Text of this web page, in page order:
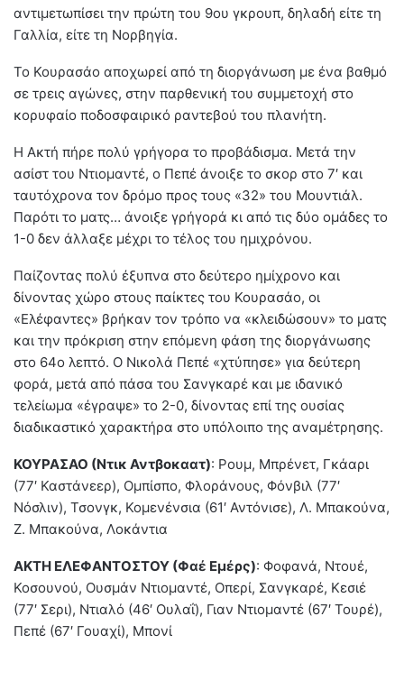
αντιμετωπίσει την πρώτη του 9ου γκρουπ, δηλαδή είτε τη
Γαλλία, είτε τη Νορβηγία.
Το Κουρασάο αποχωρεί από τη διοργάνωση με ένα βαθμό
σε τρεις αγώνες, στην παρθενική του συμμετοχή στο
κορυφαίο ποδοσφαιρικό ραντεβού του πλανήτη.
Η Ακτή πήρε πολύ γρήγορα το προβάδισμα. Μετά την
ασίστ του Ντιομαντέ, ο Πεπέ άνοιξε το σκορ στο 7′ και
ταυτόχρονα τον δρόμο προς τους «32» του Μουντιάλ.
Παρότι το ματς… άνοιξε γρήγορά κι από τις δύο ομάδες το
1-0 δεν άλλαξε μέχρι το τέλος του ημιχρόνου.
Παίζοντας πολύ έξυπνα στο δεύτερο ημίχρονο και
δίνοντας χώρο στους παίκτες του Κουρασάο, οι
«Ελέφαντες» βρήκαν τον τρόπο να «κλειδώσουν» το ματς
και την πρόκριση στην επόμενη φάση της διοργάνωσης
στο 64ο λεπτό. Ο Νικολά Πεπέ «χτύπησε» για δεύτερη
φορά, μετά από πάσα του Σανγκαρέ και με ιδανικό
τελείωμα «έγραψε» το 2-0, δίνοντας επί της ουσίας
διαδικαστικό χαρακτήρα στο υπόλοιπο της αναμέτρησης.
ΚΟΥΡΑΣΑΟ (Ντικ Αντβοκαατ): Ρουμ, Μπρένετ, Γκάαρι
(77′ Καστάνεερ), Ομπίσπο, Φλοράνους, Φόνβιλ (77′
Νόσλιν), Τσονγκ, Κομενένσια (61′ Αντόνισε), Λ. Μπακούνα,
Ζ. Μπακούνα, Λοκάντια
ΑΚΤΗ ΕΛΕΦΑΝΤΟΣΤΟΥ (Φαέ Εμέρς): Φοφανά, Ντουέ,
Κοσουνού, Ουσμάν Ντιομαντέ, Οπερί, Σανγκαρέ, Κεσιέ
(77′ Σερι), Ντιαλό (46′ Ουλαΐ), Γιαν Ντιομαντέ (67′ Τουρέ),
Πεπέ (67′ Γουαχί), Μπονί